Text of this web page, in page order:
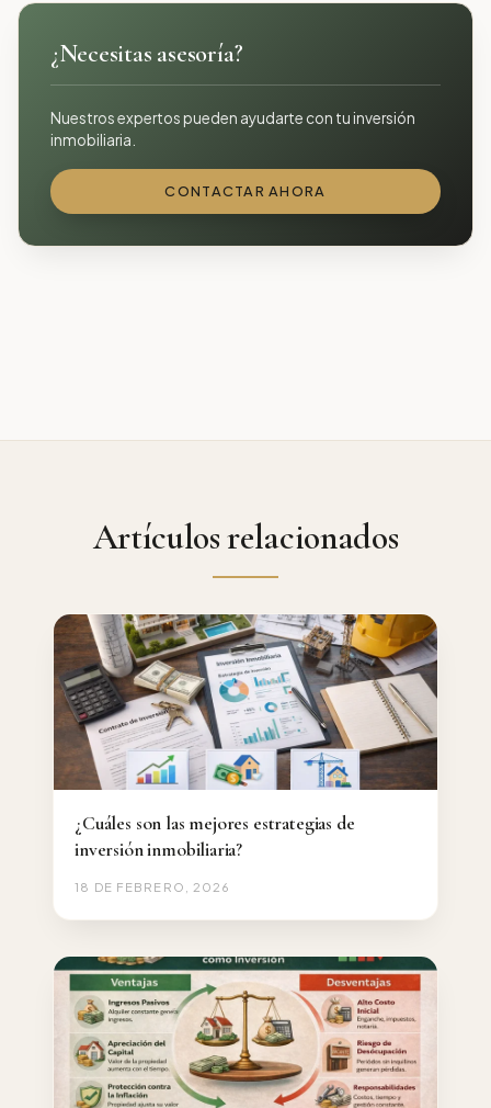
¿Necesitas asesoría?
Nuestros expertos pueden ayudarte con tu inversión
inmobiliaria.
CONTACTAR AHORA
Artículos relacionados
¿Cuáles son las mejores estrategias de
inversión inmobiliaria?
18 DE FEBRERO, 2026